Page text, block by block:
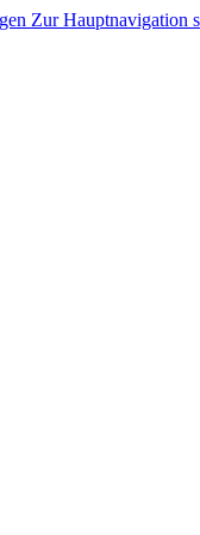
Zur Hauptnavigation